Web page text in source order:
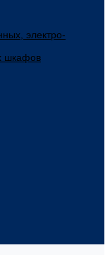
электро-
шкафов